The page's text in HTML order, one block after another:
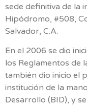
sede definitiva de la
Hipódromo, #508,
Salvador, C.A.
En el 2006 se dio
los Reglamentos de
también dio inicio el
institución de la
Desarrollo (BID), y